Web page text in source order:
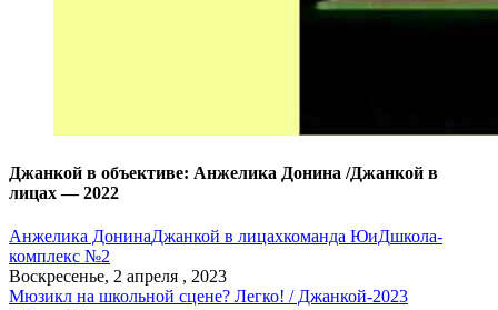
Джанкой в объективе: Анжелика Донина /Джанкой в
лицах — 2022
Анжелика ДонинаДжанкой в лицахкоманда ЮиДшкола-
комплекс №2
Воскресенье, 2 апреля , 2023
Мюзикл на школьной сцене? Легко! / Джанкой-2023